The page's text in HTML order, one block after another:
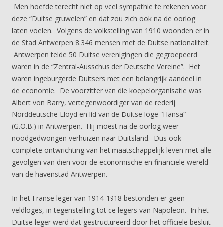
Men hoefde terecht niet op veel sympathie te rekenen voor
deze “Duitse gruwelen” en dat zou zich ook na de oorlog
laten voelen. Volgens de volkstelling van 1910 woonden er in
de Stad Antwerpen 8.346 mensen met de Duitse nationaliteit.
Antwerpen telde 50 Duitse verenigingen die gegroepeerd
waren in de “Zentral-Ausschus der Deutsche Vereine”. Het
waren ingeburgerde Duitsers met een belangrijk aandeel in
de economie. De voorzitter van die koepelorganisatie was
Albert von Barry, vertegenwoordiger van de rederij
Norddeutsche Lloyd en lid van de Duitse loge “Hansa”
(G.O.B.) in Antwerpen. Hij moest na de oorlog weer
noodgedwongen verhuizen naar Duitsland. Dus ook
complete ontwrichting van het maatschappelijk leven met alle
gevolgen van dien voor de economische en financiële wereld
van de havenstad Antwerpen.
In het Franse leger van 1914-1918 bestonden er geen
veldloges, in tegenstelling tot de legers van Napoleon. In het
Duitse leger werd dat gestructureerd door het officiële besluit